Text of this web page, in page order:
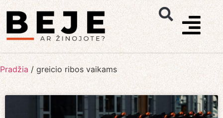
Pradžia / greicio ribos vaikams